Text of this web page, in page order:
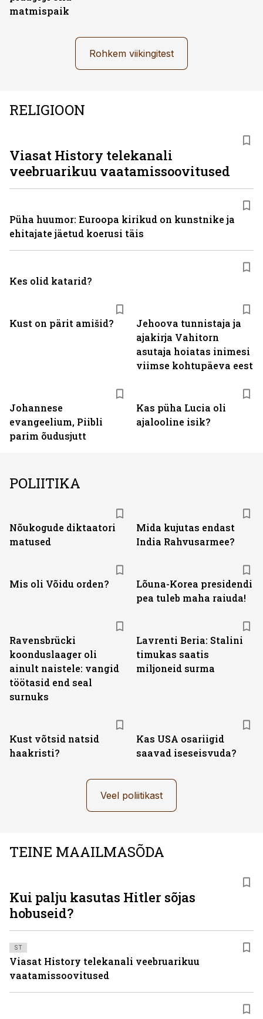
matmispaik
Rohkem viikingitest
RELIGIOON
Kust on pärit amišid?
Jehoova tunnistaja ja
ajakirja Vahitorn
asutaja hoiatas inimesi
viimse kohtupäeva eest
Johannese
evangeelium, Piibli
parim õudusjutt
Kas püha Lucia oli
ajalooline isik?
Viasat History telekanali
veebruarikuu vaatamissoovitused
Püha huumor: Euroopa kirikud on kunstnike ja
ehitajate jäetud koerusi täis
Kes olid katarid?
POLIITIKA
Nõukogude diktaatori
matused
Mida kujutas endast
India Rahvusarmee?
Mis oli Võidu orden?
Lõuna-Korea presidendi
pea tuleb maha raiuda!
Ravensbrücki
koonduslaager oli
ainult naistele: vangid
töötasid end seal
surnuks
Lavrenti Beria: Stalini
timukas saatis
miljoneid surma
Kust võtsid natsid
haakristi?
Kas USA osariigid
saavad iseseisvuda?
Veel poliitikast
TEINE MAAILMASÕDA
Kui palju kasutas Hitler sõjas
hobuseid?
ST
Viasat History telekanali veebruarikuu
vaatamissoovitused